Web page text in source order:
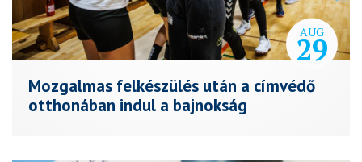
AUG
29
Mozgalmas felkészülés után a címvédő
otthonában indul a bajnokság